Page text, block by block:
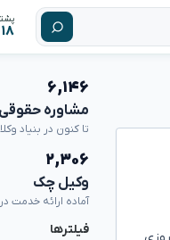
۶,۱۴۶
مشاوره
تا کنون در بنیاد
۲,۳۰۶
وکیل چک
آماده ارائه خدمت در
فیلترها